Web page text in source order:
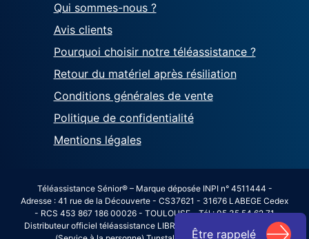
Être rappelé
Qui sommes-nous ?
Avis clients
Pourquoi choisir notre téléassistance ?
Retour du matériel après résiliation
Conditions générales de vente
Politique de confidentialité
Mentions légales
Téléassistance Sénior® – Marque déposée INPI n° 4511444 -
Adresse : 41 rue de la Découverte - CS37621 - 31676 LABEGE Cedex
- RCS 453 867 186 00026 - TOULOUSE - Tél : 05 35 54 62 71
Distributeur officiel téléassistance LIBRALERTE avec agrément SAP